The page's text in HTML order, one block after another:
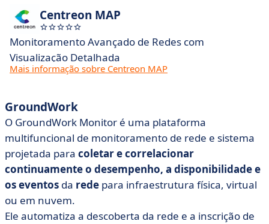
Centreon MAP
Monitoramento Avançado de Redes com
Visualização Detalhada
Mais informação sobre Centreon MAP
GroundWork
O GroundWork Monitor é uma plataforma
multifuncional de monitoramento de rede e sistema
projetada para coletar e correlacionar
continuamente o desempenho, a disponibilidade e
os eventos da rede para infraestrutura física, virtual
ou em nuvem.
Ele automatiza a descoberta da rede e a inscrição de